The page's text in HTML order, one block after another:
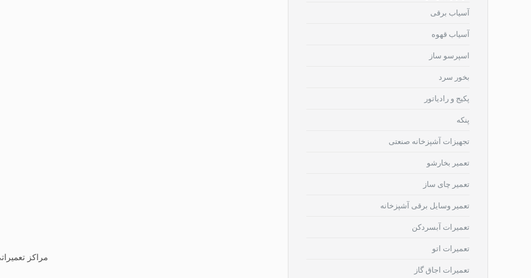
مراکز
آسیاب برقی
آسیاب قهوه
اسپرسو ساز
بخور سرد
پکیج و رادیاتور
پنکه
تجهیزات آشپزخانه صنعتی
تعمیر بخارشو
تعمیر چای ساز
تعمیر وسایل برقی آشپزخانه
تعمیرات آبسردکن
تعمیرات اتو
تعمیرات اجاق گاز